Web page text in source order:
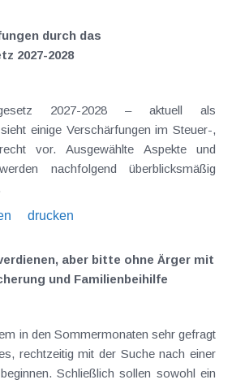
durch das
2027-2028
2027-2028 – aktuell als
einige Verschärfungen im Steuer-,
vor. Ausgewählte Aspekte und
nachfolgend überblicksmäßig
drucken
aber bitte ohne Ärger mit
und Familienbeihilfe
in den Sommermonaten sehr gefragt
rechtzeitig mit der Suche nach einer
Schließlich sollen sowohl ein